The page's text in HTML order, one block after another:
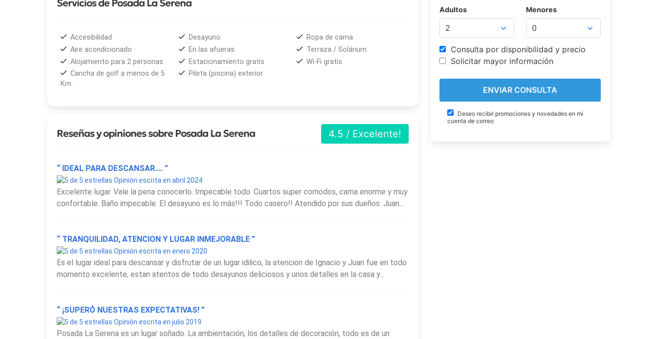
tranquila, rodeados de paisajes serranos y con la hospitalidad característica de Tandil.
Servicios de Posada La Serena
Accesibilidad
Aire acondicionado
Alojamiento para 2 personas
Cancha de golf a menos de 5
Km.
Desayuno
En las afueras
Estacionamiento gratis
Pileta (piscina) exterior
Ropa de cama
Terraza / Solárium
Wi-Fi gratis
4.5 / Excelente!
Reseñas y opiniones sobre Posada La Serena
“ IDEAL PARA DESCANSAR.... ”
Opinión escrita en abril 2024
Excelente lugar. Vale la pena conocerlo. Impecable todo. Cuartos super comodos, cama enorme y muy
confortable. Baño impecable. El desayuno es lo más!!! Todo casero!! Atendido por sus dueños: Juan...
“ TRANQUILIDAD, ATENCION Y LUGAR INMEJORABLE ”
Opinión escrita en enero 2020
Es el lugar ideal para descansar y disfrutar de un lugar idilico, la atencion de Ignacio y Juan fue en todo
momento excelente, estan atentos de todo desayunos deliciosos y unos detalles en la casa y...
“ ¡SUPERÓ NUESTRAS EXPECTATIVAS! ”
Opinión escrita en julio 2019
Posada La Serena es un lugar soñado. La ambientación, los detalles de decoración, todo es de un
Adultos Menores
Consulta por disponibilidad y precio
Solicitar mayor información
Deseo recibir promociones y novedades en mi
cuenta de correo